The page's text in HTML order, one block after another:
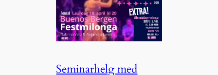
Seminarhelg med